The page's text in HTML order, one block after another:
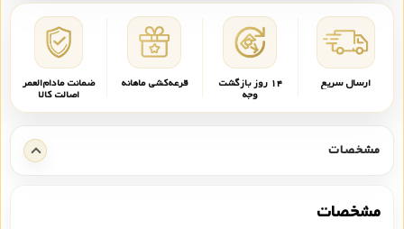
ارسال سریع ۱۴ روز بازگشت
وجه
قرعه‌کشی ماهانه ضمانت مادام‌العمر
اصالت کالا
مشخصات
مشخصات